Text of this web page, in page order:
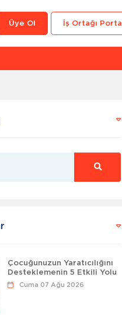
İş Ortağı
Üye Ol
Çocuğunuzun Yaratıcılığını
Desteklemenin 5 Etkili Yolu
Cuma 07 Ağu 2026